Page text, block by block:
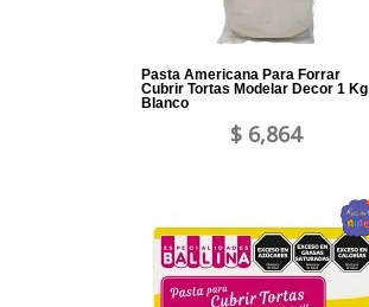
Pasta Americana Para Forrar
Cubrir Tortas Modelar Decor 1 Kg
Blanco
$ 6,864